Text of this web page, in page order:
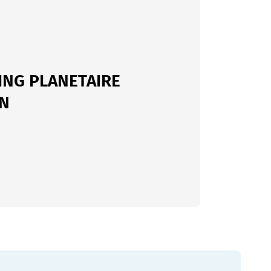
PLANETAIRE